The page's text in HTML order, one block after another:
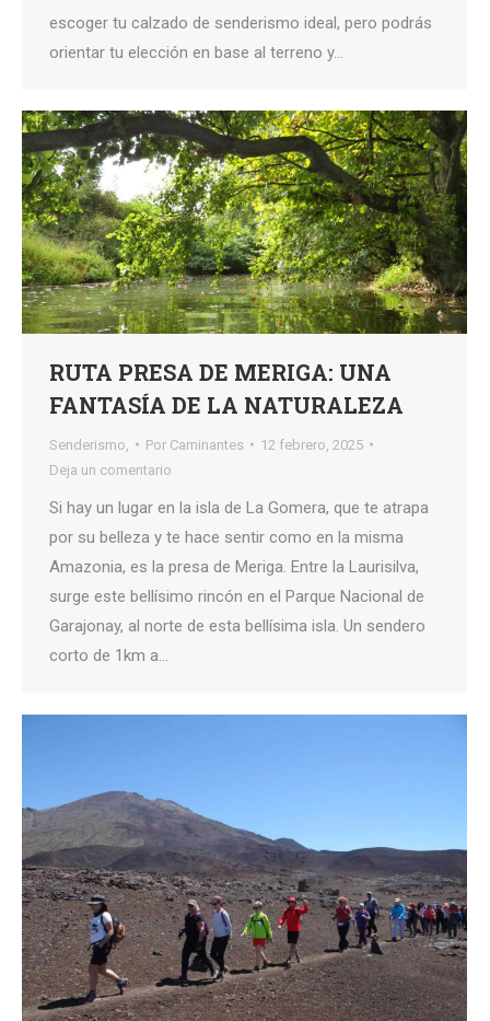
escoger tu calzado de senderismo ideal, pero podrás
orientar tu elección en base al terreno y…
RUTA PRESA DE MERIGA: UNA
FANTASÍA DE LA NATURALEZA
Senderismo, Por Caminantes
12 febrero, 2025
Deja un comentario
Si hay un lugar en la isla de La Gomera, que te atrapa
por su belleza y te hace sentir como en la misma
Amazonia, es la presa de Meriga. Entre la Laurisilva,
surge este bellísimo rincón en el Parque Nacional de
Garajonay, al norte de esta bellísima isla. Un sendero
corto de 1km a…